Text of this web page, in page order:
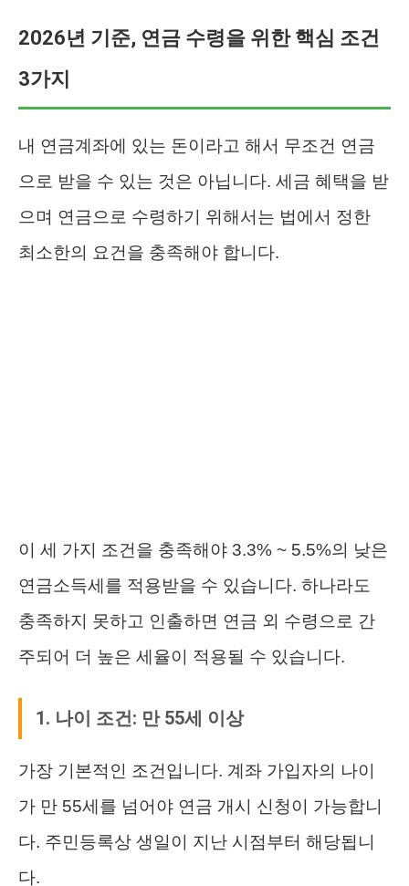
2026년 기준, 연금 수령을 위한 핵심 조건
3가지
내 연금계좌에 있는 돈이라고 해서 무조건 연금
으로 받을 수 있는 것은 아닙니다. 세금 혜택을 받
으며 연금으로 수령하기 위해서는 법에서 정한
최소한의 요건을 충족해야 합니다.
이 세 가지 조건을 충족해야 3.3% ~ 5.5%의 낮은
연금소득세를 적용받을 수 있습니다. 하나라도
충족하지 못하고 인출하면 연금 외 수령으로 간
주되어 더 높은 세율이 적용될 수 있습니다.
1. 나이 조건: 만 55세 이상
가장 기본적인 조건입니다. 계좌 가입자의 나이
가 만 55세를 넘어야 연금 개시 신청이 가능합니
다. 주민등록상 생일이 지난 시점부터 해당됩니
다.